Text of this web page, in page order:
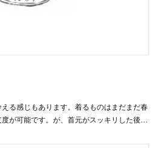
る感じもあります。着るものはまだまだ春
が可能です。が、首元がスッキリした後…